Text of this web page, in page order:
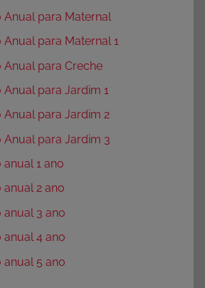
Anual para Maternal
Anual para Maternal 1
Anual para Creche
Anual para Jardim 1
Anual para Jardim 2
Anual para Jardim 3
1 ano
anual 2 ano
anual 3 ano
anual 4 ano
anual 5 ano